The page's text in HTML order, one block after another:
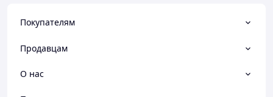
Покупателям
Продавцам
О нас